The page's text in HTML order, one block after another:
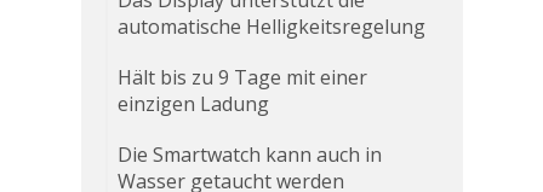
automatische Helligkeitsregelung
Hält bis zu 9 Tage mit einer
einzigen Ladung
Die Smartwatch kann auch in
Wasser getaucht werden